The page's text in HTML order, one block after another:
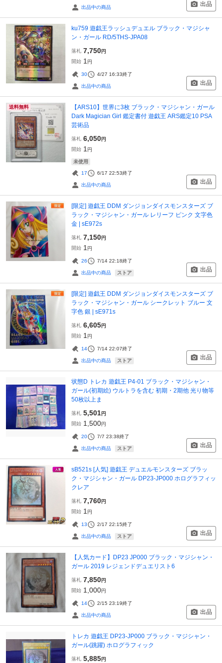
出品中の商品 出品
ku759 遊戯王ラッシュデュエル ブラック・マジシャ
ン・ガール RD/5THS-JPA08
落札 7,750円
開始 1 円
30 4/27 16:33終了
出品中の商品 出品
送料無料
【ARS10】世界に3枚 ブラック・マジシャン・ガール
Dark Magician Girl 鑑定書付 遊戯王 ARS鑑定10 PSA
芸術品
落札 6,050円
開始 1 円
未使用
17 6/17 22:53終了
出品中の商品 出品
[限定] 遊戯王 DDM ダンジョンダイスモンスターズ ブ
ラック・マジシャン・ガール レリーフ ピンク 文字色
金 | sE972s
落札 7,150円
開始 1 円
26 7/14 22:18終了
出品中の商品 ストア 出品
[限定] 遊戯王 DDM ダンジョンダイスモンスターズ ブ
ラック・マジシャン・ガール シークレット ブルー 文
字色 銀 | sE971s
落札 6,605円
開始 1 円
14 7/14 22:07終了
出品中の商品 ストア 出品
状態D トレカ 遊戯王 P4-01 ブラック・マジシャン・
ガール(初期絵) ウルトラを含む 初期・2期他 光り物等
50枚以上ま
落札 5,501円
開始 1,500円
20 7/7 23:38終了
出品中の商品 ストア 出品
sB521s [人気] 遊戯王 デュエルモンスターズ ブラッ
ク・マジシャン・ガール DP23-JP000 ホログラフィッ
クレア
落札 7,760円
開始 1 円
13 2/17 22:15終了
出品中の商品 ストア 出品
【人気カード】DP23 JP000 ブラック・マジシャン・
ガール 2019 レジェンドデュエリスト6
落札 7,850円
開始 1,000円
14 2/15 23:19終了
出品中の商品 出品
トレカ 遊戯王 DP23-JP000 ブラック・マジシャン・
ガール(跳躍) ホログラフィック
落札 5,885円